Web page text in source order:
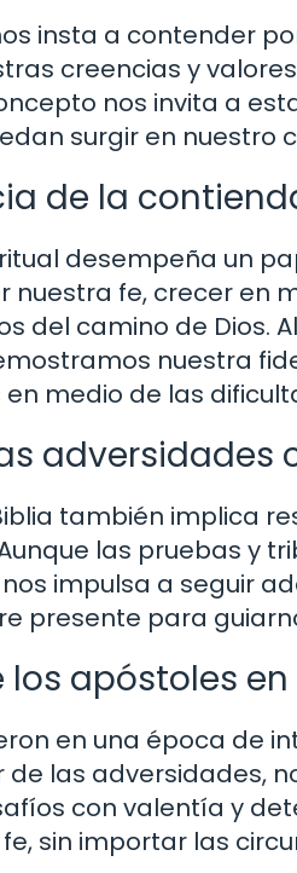
insta a contender
creencias y
nos invita a
surgir en nuestro
de la
desempeña un
nuestra fe, crecer en
del camino de Dios.
nuestra
medio de las
adversidades
también implica
las pruebas y
impulsa a seguir
presente para
los apóstoles
en una época de
de las adversidades,
con valentía y
sin importar las